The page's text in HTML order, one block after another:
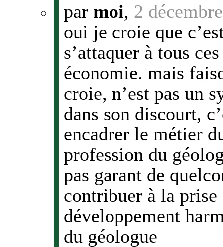
par moi, 2
oui je croie que
s’attaquer à tous
économie. mais
croie, n’est pas un
dans son discourt,
encadrer le métier
profession du
pas garant de
contribuer à la
développement
du géologue